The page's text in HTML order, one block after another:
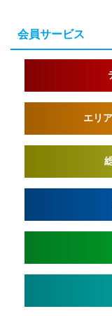
会員サービス
エリ